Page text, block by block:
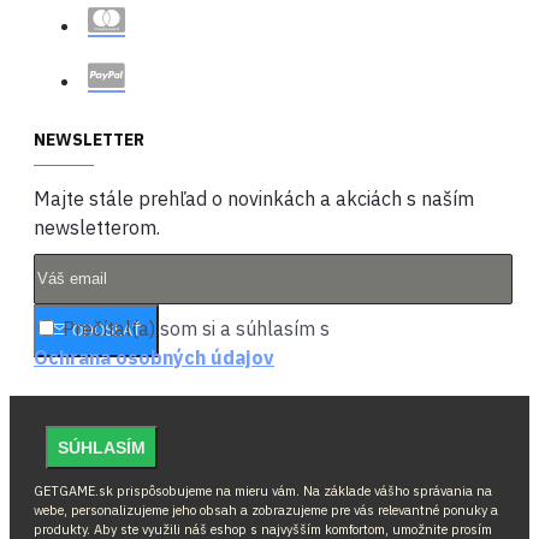
NEWSLETTER
Majte stále prehľad o novinkách a akciách s naším
newsletterom.
ODOSLAŤ
Prečítal(a) som si a súhlasím s
Ochrana osobných údajov
SÚHLASÍM
GETGAME.sk prispôsobujeme na mieru vám. Na základe vášho správania na
webe, personalizujeme jeho obsah a zobrazujeme pre vás relevantné ponuky a
produkty. Aby ste využili náš eshop s najvyšším komfortom, umožnite prosím